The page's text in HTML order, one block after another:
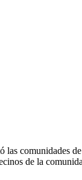
comunidades
de la